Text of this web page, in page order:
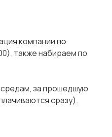
компании по
также набираем по
за прошедшую
сразу).